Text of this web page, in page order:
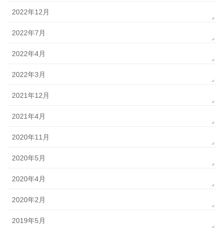
2022年12月
2022年7月
2022年4月
2022年3月
2021年12月
2021年4月
2020年11月
2020年5月
2020年4月
2020年2月
2019年5月